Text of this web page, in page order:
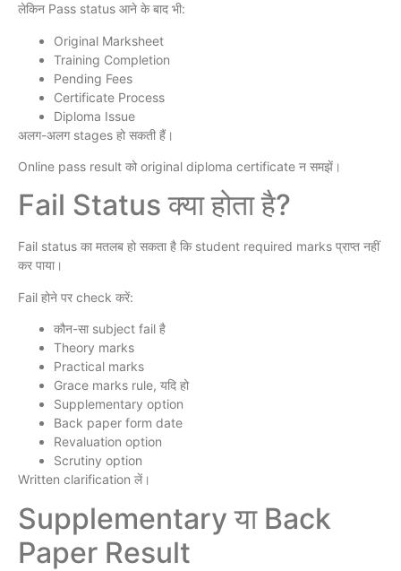
लेकिन Pass status आने के बाद भी:
Original Marksheet
Training Completion
Pending Fees
Certificate Process
Diploma Issue
अलग-अलग stages हो सकती हैं।
Online pass result को original diploma certificate न समझें।
Fail Status क्या होता है?
Fail status का मतलब हो सकता है कि student required marks प्राप्त नहीं
कर पाया।
Fail होने पर check करें:
कौन-सा subject fail है
Theory marks
Practical marks
Grace marks rule, यदि हो
Supplementary option
Back paper form date
Revaluation option
Scrutiny option
Written clarification लें।
Supplementary या Back
Paper Result